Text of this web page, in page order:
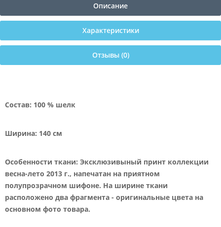
Описание
Характеристики
Отзывы (0)
Состав: 100 % шелк
Ширина: 140 см
Особенности ткани: Эксклюзивыный принт коллекции
весна-лето 2013 г., напечатан на приятном
полупрозрачном шифоне. На ширине ткани
расположено два фрагмента - оригинальные цвета на
основном фото товара.